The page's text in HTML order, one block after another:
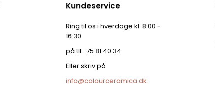
Kundeservice
Ring til os i hverdage kl. 8:00 -
16:30
på tlf.: 75 81 40 34
Eller skriv på
info@colourceramica.dk